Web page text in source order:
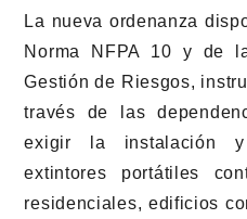
La nueva ordenanza
Norma NFPA 10 y de
Gestión de Riesgos,
través de las
exigir la instalación
extintores portátiles
residenciales, edificios